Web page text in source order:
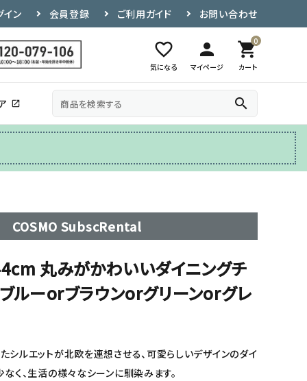
イン 会員登録 ご利用ガイド お問い合わせ
favorite_border
気になる
person
マイページ
0
shopping_cart
カート
その他
テレビ台
open_in_new search
COSMO SubscRental
丸みがかわいいダイニングチ
ルーorブラウンorグリーンorグレ
シルエットが北欧を連想させる、可愛らしいデザインのダイ
く、生活の様々なシーンに馴染みます。